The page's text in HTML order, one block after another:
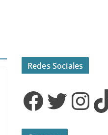
Redes Sociales
Facebook Twitter InstagramTikTok